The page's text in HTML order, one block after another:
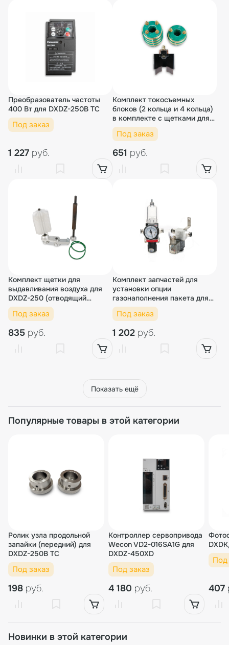
Преобразователь частоты
400 Вт для DXDZ-250B ТС
Под заказ
1 227 руб.
Комплект токосъемных
блоков (2 кольца и 4 кольца)
в комплекте с щетками для
DXDZ TC
Под заказ
651 руб.
Комплект щетки для
выдавливания воздуха для
DXDZ-250 (отводящий
транспортер)
Под заказ
835 руб.
Комплект запчастей для
установки опции
газонаполнения пакета для
DXDZ-450XD (ниж.подача)
Под заказ
1 202 руб.
Показать ещё
Популярные товары в этой категории
Ролик узла продольной
запайки (передний) для
DXDZ-250B TC
Под заказ
198 руб.
Контроллер сервопривода
Wecon VD2-016SA1G для
DXDZ-450XD
Под заказ
4 180 руб.
Под
407
Новинки в этой категории